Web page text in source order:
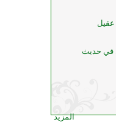
عقيل
في حديث
المزيد